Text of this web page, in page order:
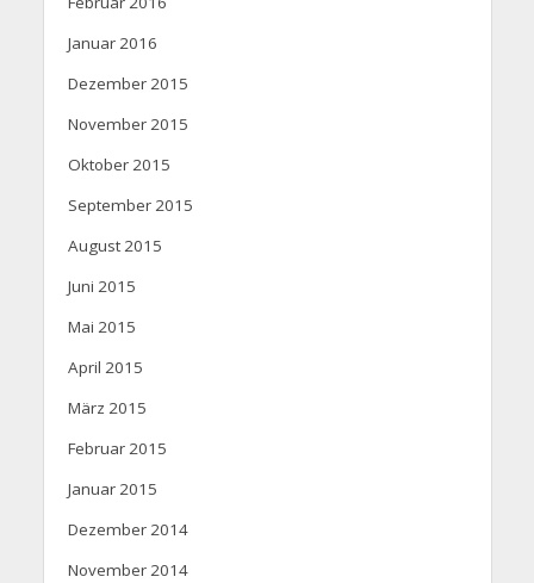
Januar 2016
Dezember 2015
November 2015
Oktober 2015
September 2015
August 2015
Juni 2015
Mai 2015
April 2015
März 2015
Februar 2015
Januar 2015
Dezember 2014
November 2014